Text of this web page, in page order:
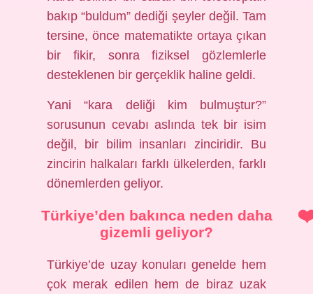
bakıp “buldum” dediği şeyler değil. Tam
tersine, önce matematikte ortaya çıkan
bir fikir, sonra fiziksel gözlemlerle
desteklenen bir gerçeklik haline geldi.
Yani “kara deliği kim bulmuştur?”
sorusunun cevabı aslında tek bir isim
değil, bir bilim insanları zinciridir. Bu
zincirin halkaları farklı ülkelerden, farklı
dönemlerden geliyor.
Türkiye’den bakınca neden daha
gizemli geliyor?
Türkiye’de uzay konuları genelde hem
çok merak edilen hem de biraz uzak